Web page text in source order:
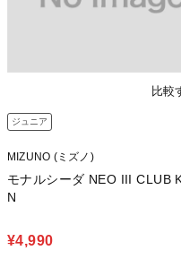
比較
ジュニア
MIZUNO (ミズノ)
モナルシーダ NEO III CLUB
N
¥4,990